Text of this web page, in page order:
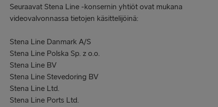
Seuraavat Stena Line -konsernin yhtiöt ovat mukana
videovalvonnassa tietojen käsittelijöinä:
Stena Line Danmark A/S
Stena Line Polska Sp. z o.o.
Stena Line BV
Stena Line Stevedoring BV
Stena Line Ltd.
Stena Line Ports Ltd.